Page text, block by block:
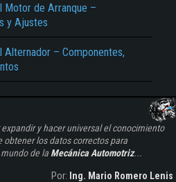
Motor de Arranque –
y Ajustes
Alternador – Componentes,
y hacer universal el conocimiento
obtener los datos correctos para
de la Mecánica Automotriz...
Por: Ing. Mario Romero Lenis